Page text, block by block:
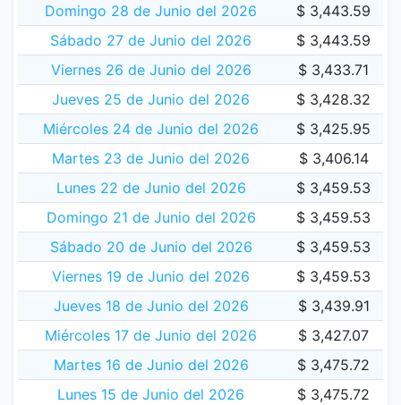
Domingo 28 de Junio del 2026
$ 3,443.59
Sábado 27 de Junio del 2026
$ 3,443.59
Viernes 26 de Junio del 2026
$ 3,433.71
Jueves 25 de Junio del 2026
$ 3,428.32
Miércoles 24 de Junio del 2026
$ 3,425.95
Martes 23 de Junio del 2026
$ 3,406.14
Lunes 22 de Junio del 2026
$ 3,459.53
Domingo 21 de Junio del 2026
$ 3,459.53
Sábado 20 de Junio del 2026
$ 3,459.53
Viernes 19 de Junio del 2026
$ 3,459.53
Jueves 18 de Junio del 2026
$ 3,439.91
Miércoles 17 de Junio del 2026
$ 3,427.07
Martes 16 de Junio del 2026
$ 3,475.72
Lunes 15 de Junio del 2026
$ 3,475.72